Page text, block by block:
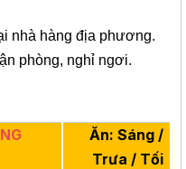
nhà hàng địa phương.
phòng, nghỉ ngơi.
Ăn: Sáng /
Trưa / Tối